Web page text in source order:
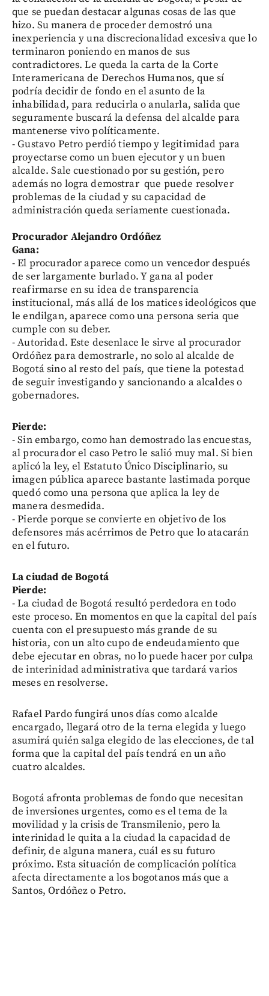
que se puedan destacar algunas cosas de las que
hizo. Su manera de proceder demostró una
inexperiencia y una discrecionalidad excesiva que lo
terminaron poniendo en manos de sus
contradictores. Le queda la carta de la Corte
Interamericana de Derechos Humanos, que sí
podría decidir de fondo en el asunto de la
inhabilidad, para reducirla o anularla, salida que
seguramente buscará la defensa del alcalde para
mantenerse vivo políticamente.
- Gustavo Petro perdió tiempo y legitimidad para
proyectarse como un buen ejecutor y un buen
alcalde. Sale cuestionado por su gestión, pero
además no logra demostrar que puede resolver
problemas de la ciudad y su capacidad de
administración queda seriamente cuestionada.
Procurador Alejandro Ordóñez
Gana:
- El procurador aparece como un vencedor después
de ser largamente burlado. Y gana al poder
reafirmarse en su idea de transparencia
institucional, más allá de los matices ideológicos que
le endilgan, aparece como una persona seria que
cumple con su deber.
- Autoridad. Este desenlace le sirve al procurador
Ordóñez para demostrarle, no solo al alcalde de
Bogotá sino al resto del país, que tiene la potestad
de seguir investigando y sancionando a alcaldes o
gobernadores.
Pierde:
- Sin embargo, como han demostrado las encuestas,
al procurador el caso Petro le salió muy mal. Si bien
aplicó la ley, el Estatuto Único Disciplinario, su
imagen pública aparece bastante lastimada porque
quedó como una persona que aplica la ley de
manera desmedida.
- Pierde porque se convierte en objetivo de los
defensores más acérrimos de Petro que lo atacarán
en el futuro.
La ciudad de Bogotá
Pierde:
- La ciudad de Bogotá resultó perdedora en todo
este proceso. En momentos en que la capital del país
cuenta con el presupuesto más grande de su
historia, con un alto cupo de endeudamiento que
debe ejecutar en obras, no lo puede hacer por culpa
de interinidad administrativa que tardará varios
meses en resolverse.
Rafael Pardo fungirá unos días como alcalde
encargado, llegará otro de la terna elegida y luego
asumirá quién salga elegido de las elecciones, de tal
forma que la capital del país tendrá en un año
cuatro alcaldes.
Bogotá afronta problemas de fondo que necesitan
de inversiones urgentes, como es el tema de la
movilidad y la crisis de Transmilenio, pero la
interinidad le quita a la ciudad la capacidad de
definir, de alguna manera, cuál es su futuro
próximo. Esta situación de complicación política
afecta directamente a los bogotanos más que a
Santos, Ordóñez o Petro.